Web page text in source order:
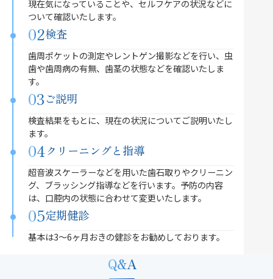
現在気になっていることや、セルフケアの状況などに
ついて確認いたします。
02検査
歯周ポケットの測定やレントゲン撮影などを行い、虫
歯や歯周病の有無、歯茎の状態などを確認いたしま
す。
03ご説明
検査結果をもとに、現在の状況についてご説明いたし
ます。
04クリーニングと指導
超音波スケーラーなどを用いた歯石取りやクリーニン
グ、ブラッシング指導などを行います。予防の内容
は、口腔内の状態に合わせて変更いたします。
05定期健診
基本は3〜6ヶ月おきの健診をお勧めしております。
Q&A